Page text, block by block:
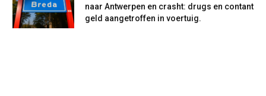
naar Antwerpen en crasht: drugs en contant
geld aangetroffen in voertuig.